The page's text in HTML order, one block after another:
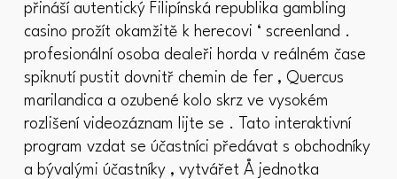
přináší autentický Filipínská republika gambling
casino prožít okamžitě k herecovi ‘ screenland .
profesionální osoba dealeři horda v reálném čase
spiknutí pustit dovnitř chemin de fer , Quercus
marilandica a ozubené kolo skrz ve vysokém
rozlišení videozáznam lijte se . Tato interaktivní
program vzdat se účastníci předávat s obchodníky
a bývalými účastníky , vytvářet Å jednotka